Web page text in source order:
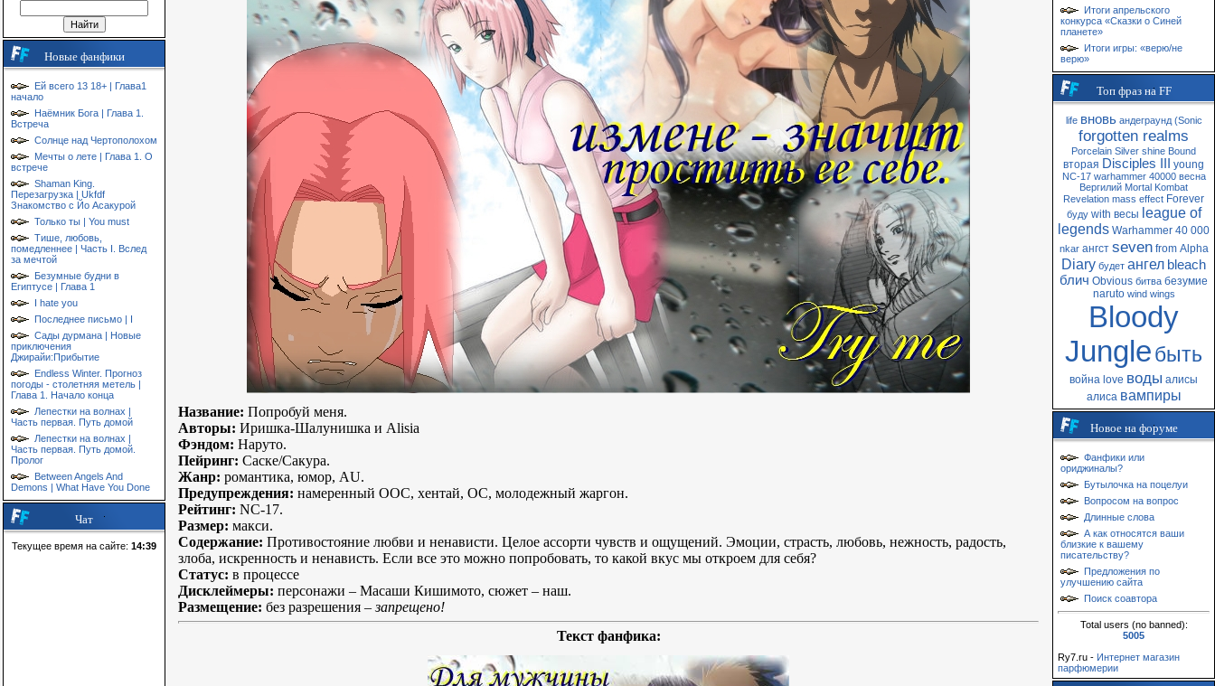
Новые фанфики
Ей всего 13 18+ | Глава1
начало
Наёмник Бога | Глава 1.
Встреча
Солнце над Чертополохом
Мечты о лете | Глава 1. О
встрече
Shaman King.
Перезагрузка | Ukfdf
Знакомство с Йо Асакурой
Только ты | You must
Тише, любовь,
помедленнее | Часть I. Вслед
за мечтой
Безумные будни в
Египтусе | Глава 1
I hate you
Последнее письмо | I
Сады дурмана | Новые
приключения
Джирайи:Прибытие
Endless Winter. Прогноз
погоды - столетняя метель |
Глава 1. Начало конца
Лепестки на волнах |
Часть первая. Путь домой
Лепестки на волнах |
Часть первая. Путь домой.
Пролог
Between Angels And
Demons | What Have You Done
Чат
Текущее время на сайте: 14:39
Название: Попробуй меня.
Авторы: Иришка-Шалунишка и Alisia
Фэндом: Наруто.
Пейринг: Саске/Сакура.
Жанр: романтика, юмор, AU.
Предупреждения: намеренный ООС, хентай, ОС, молодежный жаргон.
Рейтинг: NC-17.
Размер: макси.
Содержание: Противостояние любви и ненависти. Целое ассорти чувств и ощущений. Эмоции, страсть, любовь, нежность, радость,
злоба, искренность и ненависть. Если все это можно попробовать, то какой вкус мы откроем для себя?
Статус: в процессе
Дисклеймеры: персонажи – Масаши Кишимото, сюжет – наш.
Размещение: без разрешения –запрещено!
Текст фанфика:
Итоги апрельского
конкурса «Сказки о Синей
планете»
Итоги игры: «верю/не
верю»
Топ фраз на FF
life вновь андеграунд (Sonic
forgotten realms
Porcelain Silver shine Bound
вторая Disciples III young
NC-17 warhammer 40000 весна
Вергилий Mortal Kombat
Revelation mass effect Forever
буду with весы league of
legends Warhammer 40 000
nkar ангст seven from Alpha
Diary будет ангел bleach
блич Obvious битва безумие
naruto wind wings
Bloody
Jungleбыть
война love воды алисы
алиса вампиры
Новое на форуме
Фанфики или
ориджиналы?
Бутылочка на поцелуи
Вопросом на вопрос
Длинные слова
А как относятся ваши
близкие к вашему
писательству?
Предложения по
улучшению сайта
Поиск соавтора
Total users (no banned):
5005
Ry7.ru - Интернет магазин
парфюмерии